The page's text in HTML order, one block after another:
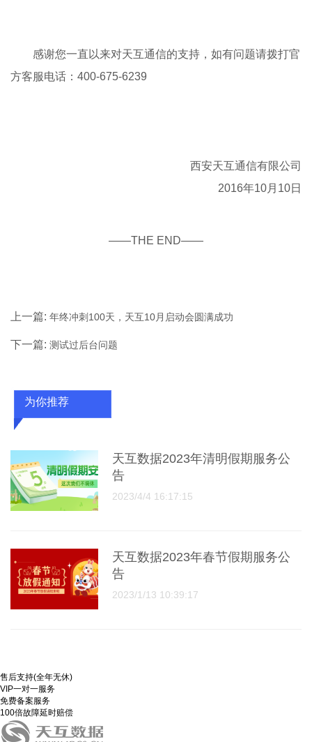
感谢您一直以来对天互通信的支持，如有问题请拨打官
方客服电话：400-675-6239
西安天互通信有限公司
2016年10月10日
——THE END——
上一篇:年终冲刺100天，天互10月启动会圆满成功
下一篇:测试过后台问题
为你推荐
天互数据2023年清明假期服务公
告
2023/4/4 16:17:15
天互数据2023年春节假期服务公
告
2023/1/13 10:39:17
售后支持(全年无休)
VIP一对一服务
免费备案服务
100倍故障延时赔偿